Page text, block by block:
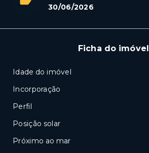
30/06/2026
Ficha do imóvel
Idade do imóvel
Incorporação
Perfil
Posição solar
Próximo ao mar